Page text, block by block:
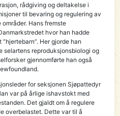
rådgiving og deltakelse i
til bevaring og regu­lering av
Hans fremste
hvor han hadde
Her gjorde han
selartens reproduksjonsbiologi og
gjennomførte han også
for seksjonen Sjøpattedyr
var på årlige ishavstokt med
Det gjaldt om å regulere
overbelastet. Dette var til å